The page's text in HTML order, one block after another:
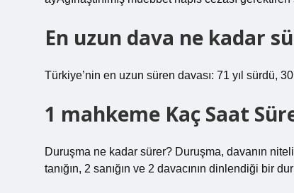
En uzun dava ne kadar
Türkiye’nin en uzun süren davası: 71 yıl sürdü,
1 mahkeme Kaç Saat
Duruşma ne kadar sürer? Duruşma, davanın
tanığın, 2 sanığın ve 2 davacının dinlendiği bir